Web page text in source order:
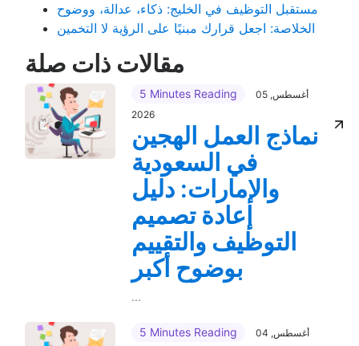
مستقبل التوظيف في الخليج: ذكاء، عدالة، ووضوح
الخلاصة: اجعل قرارك مبنيًا على الرؤية لا التخمين
مقالات ذات صلة
5 Minutes Reading
05 أغسطس,
2026
نماذج العمل الهجين
في السعودية
والإمارات: دليل
إعادة تصميم
التوظيف والتقييم
بوضوح أكبر
...
5 Minutes Reading
04 أغسطس,